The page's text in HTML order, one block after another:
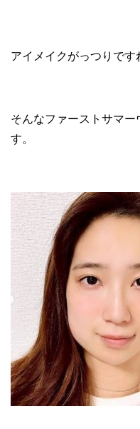
アイメイクがっつりです
そんなファーストサマ
す。